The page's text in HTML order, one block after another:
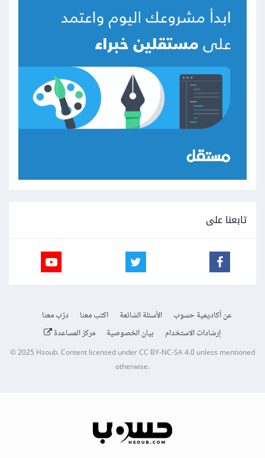
تابعنا على
عن أكاديمية حسوب الأسئلة الشائعة اكتب معنا
درّب معنا
إرشادات الاستخدام
بيان الخصوصية مركز المساعدة
© 2025Hsoub.Content licensed underCC BY-NC-SA 4.0unless mentioned
otherwise.